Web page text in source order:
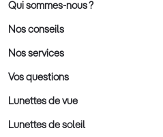
Qui sommes-nous ?
Notre charte déontologique
AFNOR Certification
Rendez-vous prévision
Nos conseils
Nos conseils lunettes
Nos conseils lentilles
Nos conseils enfants
Nos conseils santé visuelle
Nos services
Optic 2000 à domicile
Le contrôle de la vue chez votre opticien
L'entretien de votre équipement
Vos questions
Lunettes de vue
Lunettes de vue
Lunettes de soleil